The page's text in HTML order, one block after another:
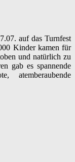
auf das Turnfest
Kinder kamen für
und natürlich zu
gab es spannende
atemberaubende